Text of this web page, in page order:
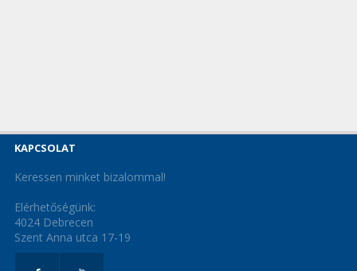
KAPCSOLAT
Keressen minket bizalommal!
Elérhetőségünk:
4024 Debrecen
Szent Anna utca 17-19